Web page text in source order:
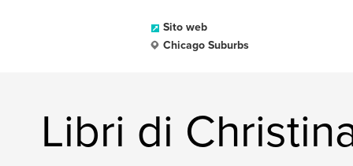
Sito web
Chicago Suburbs
Libri di